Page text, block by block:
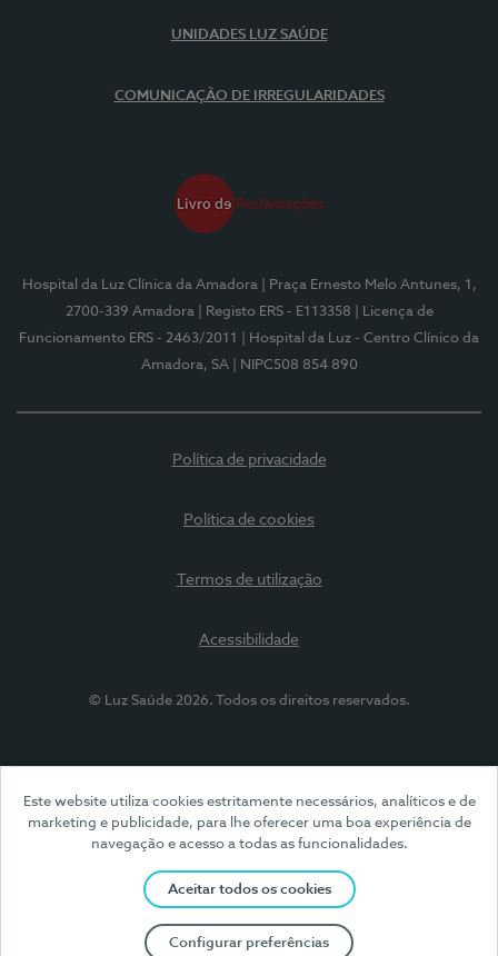
Este website utiliza cookies estritamente necessários, analíticos e de
marketing e publicidade, para lhe oferecer uma boa experiência de
navegação e acesso a todas as funcionalidades.
Aceitar todos os cookies
Configurar preferências
UNIDADES LUZ SAÚDE
COMUNICAÇÃO DE IRREGULARIDADES
Hospital da Luz Clínica da Amadora
| Praça Ernesto Melo Antunes, 1,
2700-339 Amadora
| Registo ERS - E113358
| Licença de
Funcionamento ERS - 2463/2011
| Hospital da Luz - Centro Clínico da
Amadora, SA
| NIPC508 854 890
Política de privacidade
Política de cookies
Termos de utilização
Acessibilidade
© Luz Saúde 2026. Todos os direitos reservados.